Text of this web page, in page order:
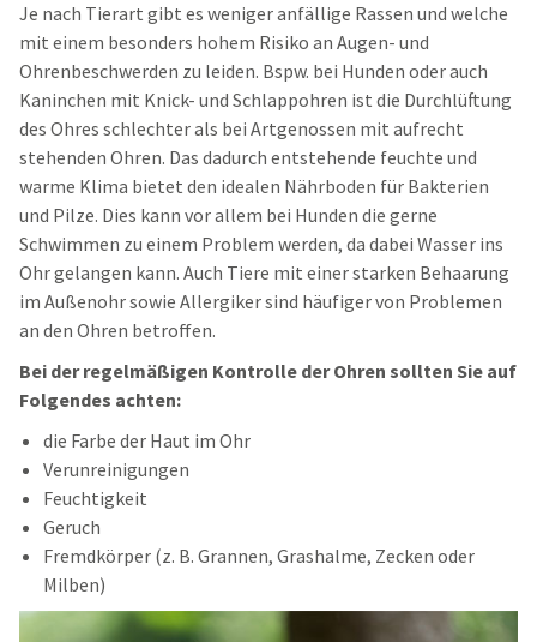
Je nach Tierart gibt es weniger anfällige Rassen und welche
mit einem besonders hohem Risiko an Augen- und
Ohrenbeschwerden zu leiden. Bspw. bei Hunden oder auch
Kaninchen mit Knick- und Schlappohren ist die Durchlüftung
des Ohres schlechter als bei Artgenossen mit aufrecht
stehenden Ohren. Das dadurch entstehende feuchte und
warme Klima bietet den idealen Nährboden für Bakterien
und Pilze. Dies kann vor allem bei Hunden die gerne
Schwimmen zu einem Problem werden, da dabei Wasser ins
Ohr gelangen kann. Auch Tiere mit einer starken Behaarung
im Außenohr sowie Allergiker sind häufiger von Problemen
an den Ohren betroffen.
Bei der regelmäßigen Kontrolle der Ohren sollten Sie auf
Folgendes achten:
die Farbe der Haut im Ohr
Verunreinigungen
Feuchtigkeit
Geruch
Fremdkörper (z. B. Grannen, Grashalme, Zecken oder
Milben)